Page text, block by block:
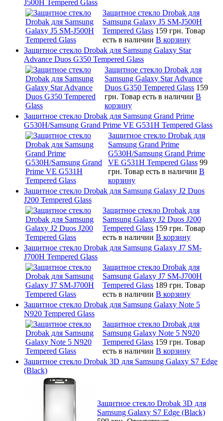
J500H Tempered Glass
Защитное стекло Drobak для
Samsung Galaxy J5 SM-J500H
Tempered Glass 159 грн. Товар
есть в наличии В корзину
Защитное стекло Drobak для Samsung Galaxy Star
Advance Duos G350 Tempered Glass
Защитное стекло Drobak для
Samsung Galaxy Star Advance
Duos G350 Tempered Glass 159
грн. Товар есть в наличии В
корзину
Защитное стекло Drobak для Samsung Grand Prime
G530H/Samsung Grand Prime VE G531H Tempered Glass
Защитное стекло Drobak для
Samsung Grand Prime
G530H/Samsung Grand Prime
VE G531H Tempered Glass 99
грн. Товар есть в наличии В
корзину
Защитное стекло Drobak для Samsung Galaxy J2 Duos
J200 Tempered Glass
Защитное стекло Drobak для
Samsung Galaxy J2 Duos J200
Tempered Glass 159 грн. Товар
есть в наличии В корзину
Защитное стекло Drobak для Samsung Galaxy J7 SM-
J700H Tempered Glass
Защитное стекло Drobak для
Samsung Galaxy J7 SM-J700H
Tempered Glass 189 грн. Товар
есть в наличии В корзину
Защитное стекло Drobak для Samsung Galaxy Note 5
N920 Tempered Glass
Защитное стекло Drobak для
Samsung Galaxy Note 5 N920
Tempered Glass 159 грн. Товар
есть в наличии В корзину
Защитное стекло Drobak 3D для Samsung Galaxy S7 Edge
(Black)
Защитное стекло Drobak 3D для
Samsung Galaxy S7 Edge (Black)